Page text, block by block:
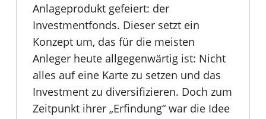
Anlageprodukt gefeiert: der
Investmentfonds. Dieser setzt ein
Konzept um, das für die meisten
Anleger heute allgegenwärtig ist: Nicht
alles auf eine Karte zu setzen und das
Investment zu diversifizieren. Doch zum
Zeitpunkt ihrer „Erfindung“ war die Idee